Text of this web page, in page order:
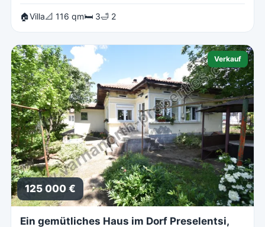
🏠Villa📐 116 qm🛏 3🛁 2
Verkauf
125 000 €
Ein gemütliches Haus im Dorf Preselentsi,